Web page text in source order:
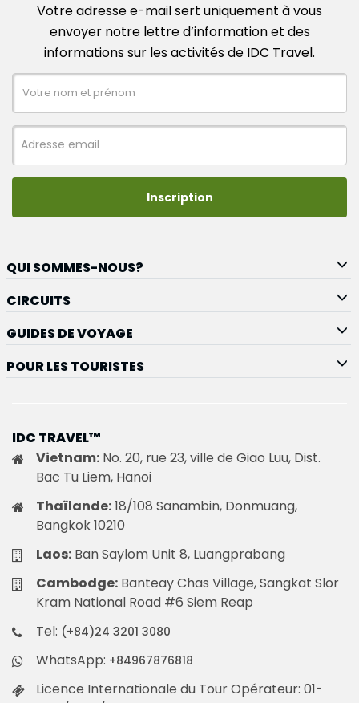
Votre adresse e-mail sert uniquement à vous
envoyer notre lettre d’information et des
informations sur les activités de IDC Travel.
Inscription
QUI SOMMES-NOUS?
CIRCUITS
GUIDES DE VOYAGE
POUR LES TOURISTES
IDC TRAVEL™
Vietnam: No. 20, rue 23, ville de Giao Luu, Dist.
Bac Tu Liem, Hanoi
Thaïlande:18/108 Sanambin, Donmuang,
Bangkok 10210
Laos: Ban Saylom Unit 8, Luangprabang
Cambodge: Banteay Chas Village, Sangkat Slor
Kram National Road #6 Siem Reap
Tel: (+84)24 3201 3080
WhatsApp: +84967876818
Licence Internationale du Tour Opérateur: 01-